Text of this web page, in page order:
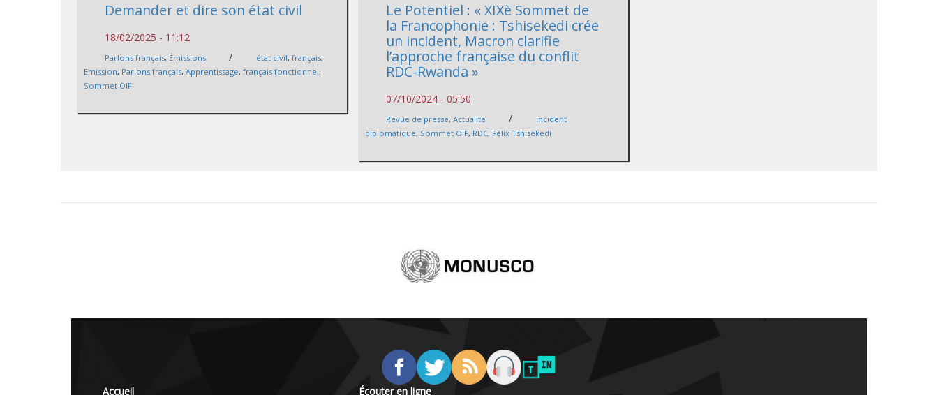
Demander et dire son état civil
18/02/2025 - 11:12
Parlons français, Émissions / état civil,français,
Emission, Parlons français,Apprentissage,français fonctionnel,
Sommet OIF
Le Potentiel : « XIXè Sommet de
la Francophonie : Tshisekedi crée
un incident, Macron clarifie
l’approche française du conflit
RDC-Rwanda »
07/10/2024 - 05:50
Revue de presse,Actualité /
incident
diplomatique, Sommet OIF, RDC, Félix Tshisekedi
Accueil Écouter en ligne